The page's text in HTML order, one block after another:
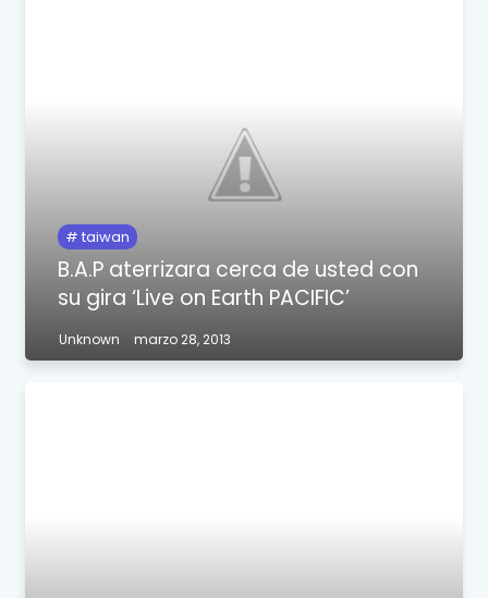
taiwan
B.A.P aterrizara cerca de usted con
su gira ‘Live on Earth PACIFIC’
Unknown marzo 28, 2013